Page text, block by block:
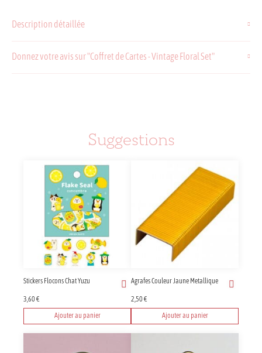
Description détaillée
Donnez votre avis sur "Coffret de Cartes - Vintage Floral Set"
Suggestions
Stickers Flocons Chat Yuzu
3,60€
Ajouter au panier
Agrafes Couleur Jaune Metallique
2,50€
Ajouter au panier